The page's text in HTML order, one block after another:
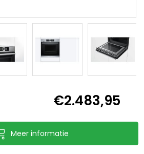
€2.483,95
Meer informatie